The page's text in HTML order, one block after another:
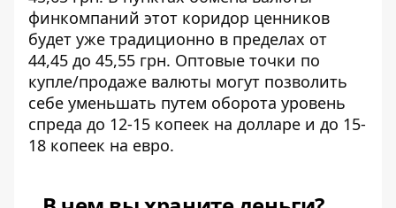
финкомпаний этот коридор ценников
будет уже традиционно в пределах от
44,45 до 45,55 грн. Оптовые точки по
купле/продаже валюты могут позволить
себе уменьшать путем оборота уровень
спреда до 12-15 копеек на долларе и до 15-
18 копеек на евро.